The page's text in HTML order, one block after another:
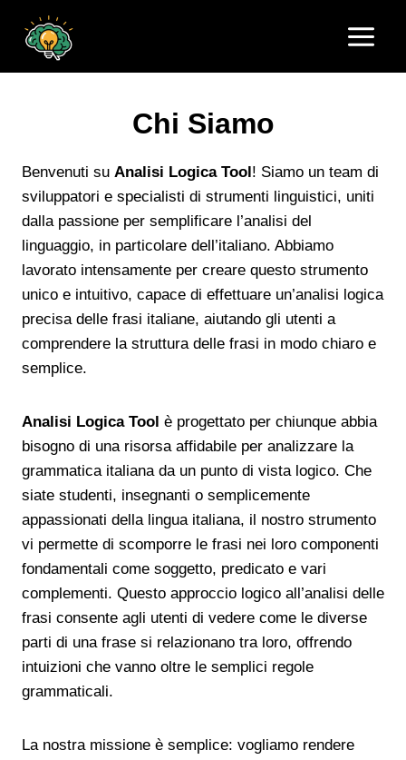
contenuto
Chi Siamo
Benvenuti su Analisi Logica Tool! Siamo un team di
sviluppatori e specialisti di strumenti linguistici, uniti
dalla passione per semplificare l’analisi del
linguaggio, in particolare dell’italiano. Abbiamo
lavorato intensamente per creare questo strumento
unico e intuitivo, capace di effettuare un’analisi logica
precisa delle frasi italiane, aiutando gli utenti a
comprendere la struttura delle frasi in modo chiaro e
semplice.
Analisi Logica Tool è progettato per chiunque abbia
bisogno di una risorsa affidabile per analizzare la
grammatica italiana da un punto di vista logico. Che
siate studenti, insegnanti o semplicemente
appassionati della lingua italiana, il nostro strumento
vi permette di scomporre le frasi nei loro componenti
fondamentali come soggetto, predicato e vari
complementi. Questo approccio logico all’analisi delle
frasi consente agli utenti di vedere come le diverse
parti di una frase si relazionano tra loro, offrendo
intuizioni che vanno oltre le semplici regole
grammaticali.
La nostra missione è semplice: vogliamo rendere